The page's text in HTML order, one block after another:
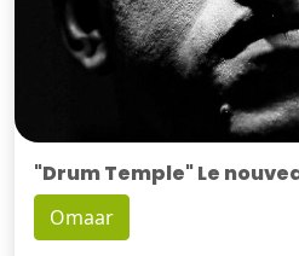
"Drum Temple" Le
Omaar